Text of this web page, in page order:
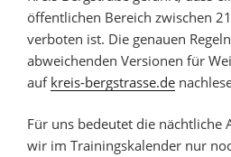
öffentlichen Bereich zwischen
verboten ist. Die genauen
abweichenden Versionen für
auf kreis-bergstrasse.de
Für uns bedeutet die nächtliche
wir im Trainingskalender nur